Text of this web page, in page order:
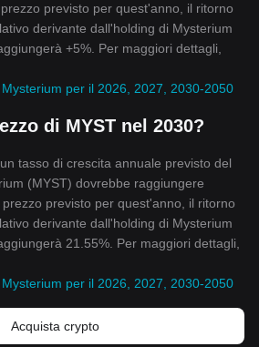
previsto per quest'anno, il ritorno
derivante dall'holding di Mysterium
+5%. Per maggiori dettagli,
per il 2026, 2027, 2030-2050
di MYST nel 2030?
tasso di crescita annuale previsto del
(MYST) dovrebbe raggiungere
previsto per quest'anno, il ritorno
derivante dall'holding di Mysterium
21.55%. Per maggiori dettagli,
per il 2026, 2027, 2030-2050
Acquista crypto